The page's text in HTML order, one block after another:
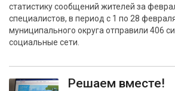
статистику сообщений жителей за
специалистов, в период с 1 по 28
муниципального округа отправили 406
социальные сети.
Решаем вместе!